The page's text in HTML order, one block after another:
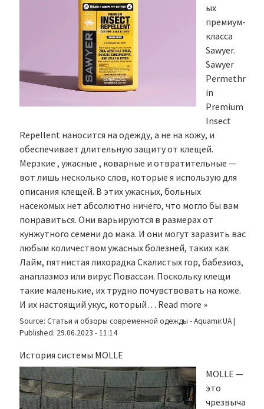
ых
премиум-
класса
Sawyer.
Sawyer
Permethr
in
Premium
Insect
Repellent наносится на одежду, а не на кожу, и
обеспечивает длительную защиту от клещей.
Мерзкие , ужасные , коварные и отвратительные —
вот лишь несколько слов, которые я использую для
описания клещей. В этих ужасных, больных
насекомых нет абсолютно ничего, что могло бы вам
понравиться. Они варьируются в размерах от
кунжутного семени до мака. И они могут заразить вас
любым количеством ужасных болезней, таких как
Лайм, пятнистая лихорадка Скалистых гор, бабезиоз,
анаплазмоз или вирус Повассан. Поскольку клещи
такие маленькие, их трудно почувствовать на коже.
И их настоящий укус, который… Read more »
Source: Статьи и обзоры современной одежды - Aquamir.UA|
Published: 29.06.2023 - 11:14
История системы MOLLE
MOLLE —
это
чрезвыча